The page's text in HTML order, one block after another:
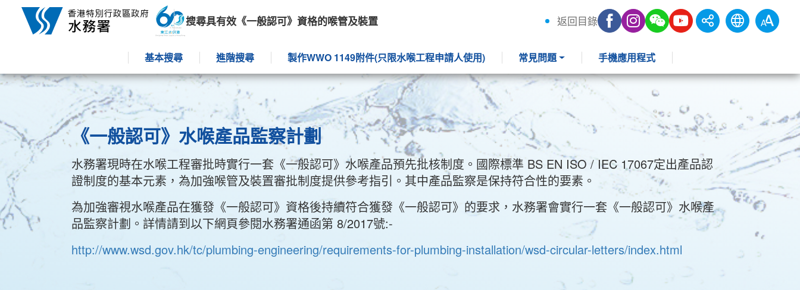
跳到內容
搜尋具有效《一般認可》資格的喉管及裝置 返回目錄
基本搜尋 進階搜尋 製作WWO 1149附件(只限水喉工程申請人使用) 常見問題 手機應用程式
《一般認可》水喉產品監察計劃
水務署現時在水喉工程審批時實行一套《一般認可》水喉產品預先批核制度。國際標準 BS EN ISO / IEC 17067定出產品認
證制度的基本元素，為加強喉管及裝置審批制度提供參考指引。其中產品監察是保持符合性的要素。
為加強審視水喉產品在獲發《一般認可》資格後持續符合獲發《一般認可》的要求，水務署會實行一套《一般認可》水喉產
品監察計劃。詳情請到以下網頁參閱水務署通函第 8/2017號:-
http://www.wsd.gov.hk/tc/plumbing-engineering/requirements-for-plumbing-installation/wsd-circular-letters/index.html